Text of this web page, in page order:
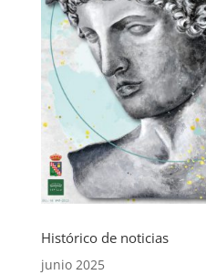
Histórico de noticias
junio 2025